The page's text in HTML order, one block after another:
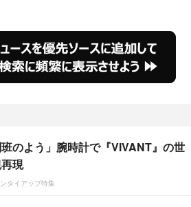
班のよう」腕時計で『VIVANT』の世
現
タイアップ特集